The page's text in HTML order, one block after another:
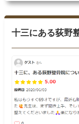
十三にある荻野